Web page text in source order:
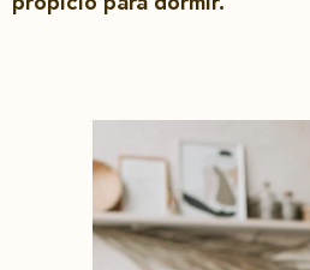
propicio para dormir.